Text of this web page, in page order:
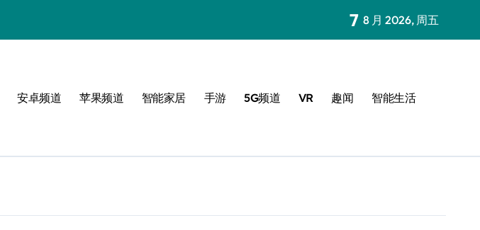
7 8 月 2026, 周五
安卓频道 苹果频道 智能家居 手游 5G频道 VR 趣闻 智能生活